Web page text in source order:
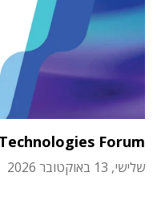
Forum
שלישי, 13 באוקטובר 2026